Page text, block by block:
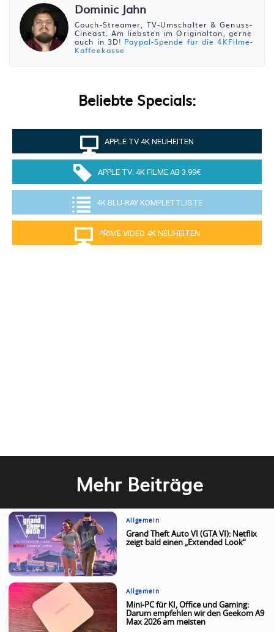
Dominic Jahn
Couch-Streamer, TV-Umschalter & Genuss-
Cineast. Am liebsten im Originalton, gerne
auch in 3D! Paypal-Spende für die 4KFilme-
Kaffeekasse
Beliebte Specials:
APPLE TV 4K NEUHEITEN
APPLE TV: 4K FILME AB 3.99€
4K BLU-RAY KOMPLETTLISTE
PRIME VIDEO 4K NEUHEITEN
Mehr Beiträge
Allgemein
Grand Theft Auto VI (GTA VI): Netflix
zeigt bald einen „Extended Look“
Allgemein
Mini-PC für KI, Office und Gaming:
Darum empfehlen wir den Geekom A9
Max 2026 am meisten